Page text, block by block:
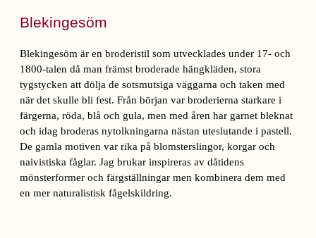
Blekingesöm
Blekingesöm är en broderistil som utvecklades under 17- och
1800-talen då man främst broderade hängkläden, stora
tygstycken att dölja de sotsmutsiga väggarna och taken med
när det skulle bli fest. Från början var broderierna starkare i
färgerna, röda, blå och gula, men med åren har garnet bleknat
och idag broderas nytolkningarna nästan uteslutande i pastell.
De gamla motiven var rika på blomsterslingor, korgar och
naivistiska fåglar. Jag brukar inspireras av dåtidens
mönsterformer och färgställningar men kombinera dem med
en mer naturalistisk fågelskildring.